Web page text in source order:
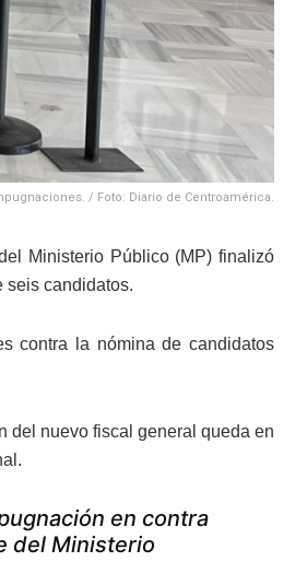
/ Foto: Diario de Centroamérica.
Ministerio Público (MP) finalizó
seis candidatos.
contra la nómina de candidatos
del nuevo fiscal general queda en
en contra
del Ministerio